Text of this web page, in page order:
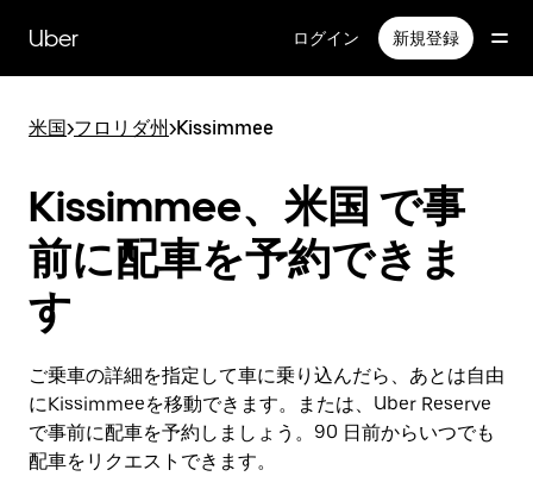
Uber ログイン 新規登録
米国>フロリダ州>Kissimmee
Kissimmee、米国 で事
前に配車を予約できま
す
ご乗車の詳細を指定して車に乗り込んだら、あとは自由
にKissimmeeを移動できます。または、Uber Reserve
で事前に配車を予約しましょう。90 日前からいつでも
配車をリクエストできます。